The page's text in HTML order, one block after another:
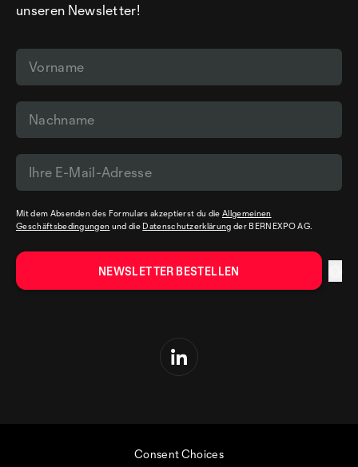
unseren Newsletter!
Mit dem Absenden des Formulars akzeptierst du dieAllgemeinen
Geschäftsbedingungen und die Datenschutzerklärung der BERNEXPO AG.
Consent Choices